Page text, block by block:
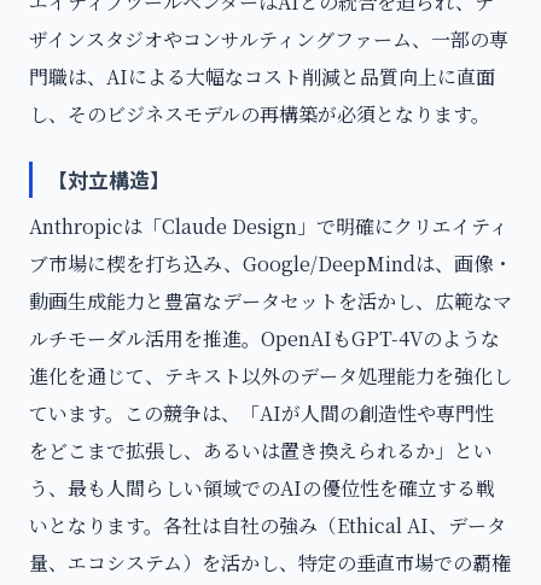
ザインスタジオやコンサルティングファーム、一部の専
門職は、AIによる大幅なコスト削減と品質向上に直面
し、そのビジネスモデルの再構築が必須となります。
【対立構造】
Anthropicは「Claude Design」で明確にクリエイティ
ブ市場に楔を打ち込み、Google/DeepMindは、画像・
動画生成能力と豊富なデータセットを活かし、広範なマ
ルチモーダル活用を推進。OpenAIもGPT-4Vのような
進化を通じて、テキスト以外のデータ処理能力を強化し
ています。この競争は、「AIが人間の創造性や専門性
をどこまで拡張し、あるいは置き換えられるか」とい
う、最も人間らしい領域でのAIの優位性を確立する戦
いとなります。各社は自社の強み（Ethical AI、データ
量、エコシステム）を活かし、特定の垂直市場での覇権